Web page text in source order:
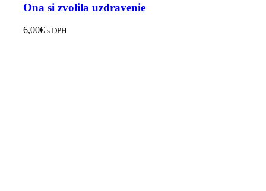
Ona si zvolila uzdravenie
6,00€ s DPH